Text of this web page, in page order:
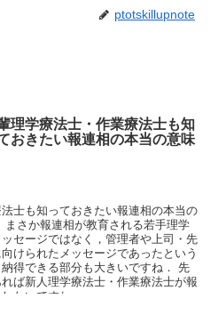
ptotskillupnote
理学療法士・作業療法士も知
おきたい報連相の本当の意味
士も知っておきたい報連相の本当の
さか報連相が教育される若手理学
セージではなく，管理者や上司・先
けられたメッセージであったという
得できる部分も大きいですね． 先
ば新人理学療法士・作業療法士が報
たいですね．